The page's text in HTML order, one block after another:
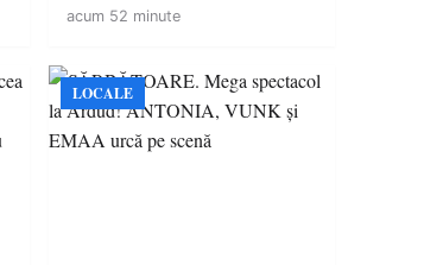
acum 52 minute
LOCALE